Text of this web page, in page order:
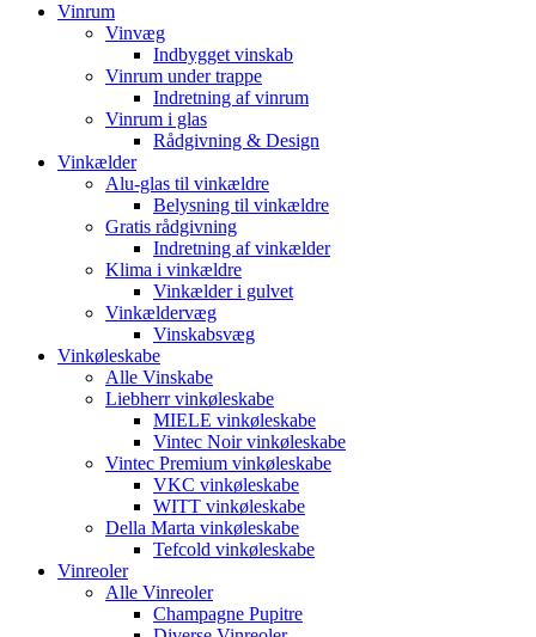
Vinrum
Vinvæg
Indbygget vinskab
Vinrum under trappe
Indretning af vinrum
Vinrum i glas
Rådgivning & Design
Vinkælder
Alu-glas til vinkældre
Belysning til vinkældre
Gratis rådgivning
Indretning af vinkælder
Klima i vinkældre
Vinkælder i gulvet
Vinkældervæg
Vinskabsvæg
Vinkøleskabe
Alle Vinskabe
Liebherr vinkøleskabe
MIELE vinkøleskabe
Vintec Noir vinkøleskabe
Vintec Premium vinkøleskabe
VKC vinkøleskabe
WITT vinkøleskabe
Della Marta vinkøleskabe
Tefcold vinkøleskabe
Vinreoler
Alle Vinreoler
Champagne Pupitre